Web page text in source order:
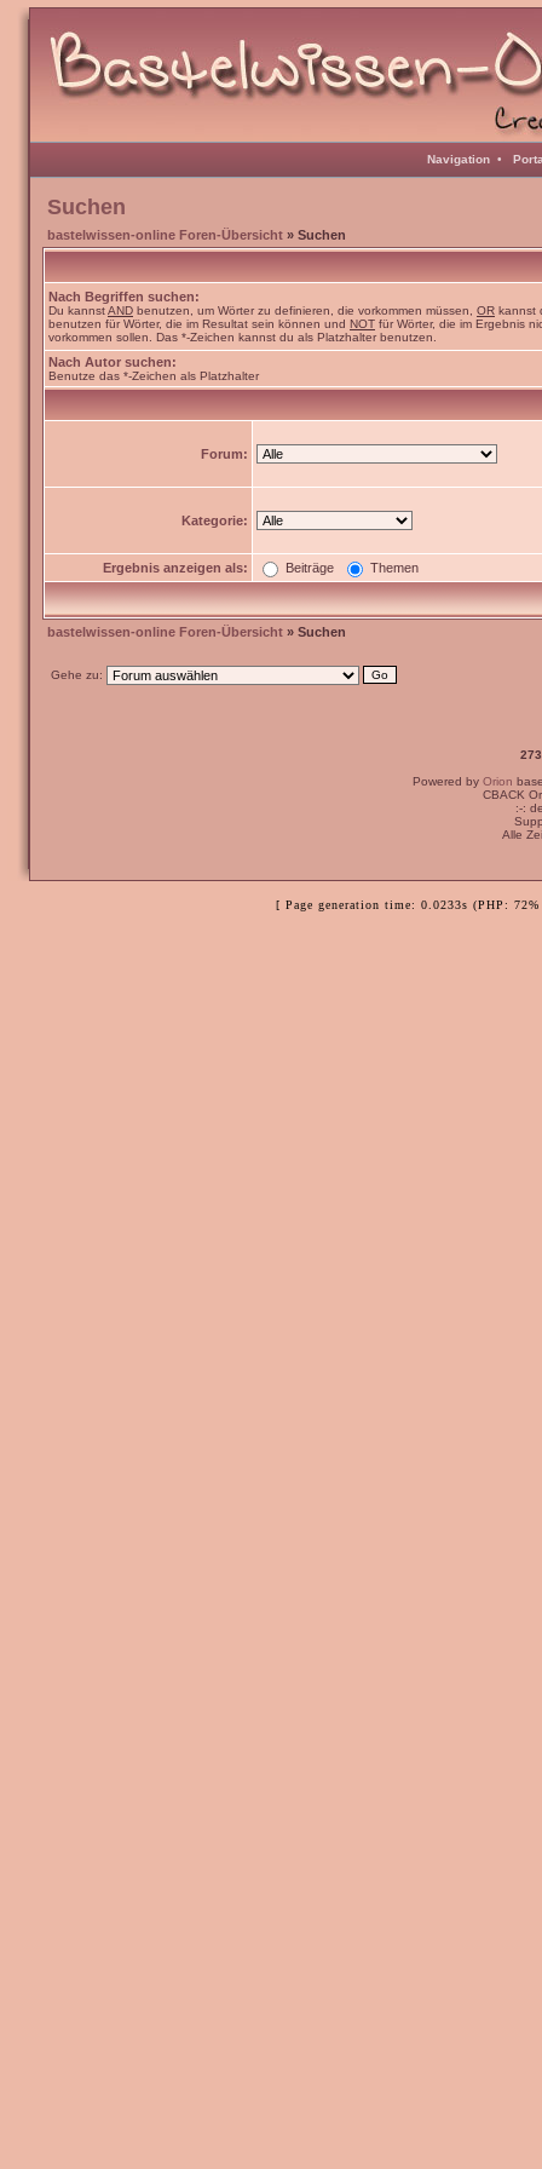
Navigation •
Suchen
bastelwissen-online Foren-Übersicht » Suchen
Nach Begriffen suchen:
Du kannstAND benutzen, um Wörter zu definieren, die vorkommen müssen, OR kannst
benutzen für Wörter, die im Resultat sein können und NOT für Wörter, die im Ergebnis
vorkommen sollen. Das *-Zeichen kannst du als Platzhalter benutzen.
Nach Autor suchen:
Benutze das *-Zeichen als Platzhalter
Forum:
Kategorie:
Ergebnis anzeigen als: Beiträge Themen
bastelwissen-online Foren-Übersicht » Suchen
Gehe zu:
Powered by Orion
CBACK
:-:
Alle
[ Page generation time: 0.0233s (PHP: